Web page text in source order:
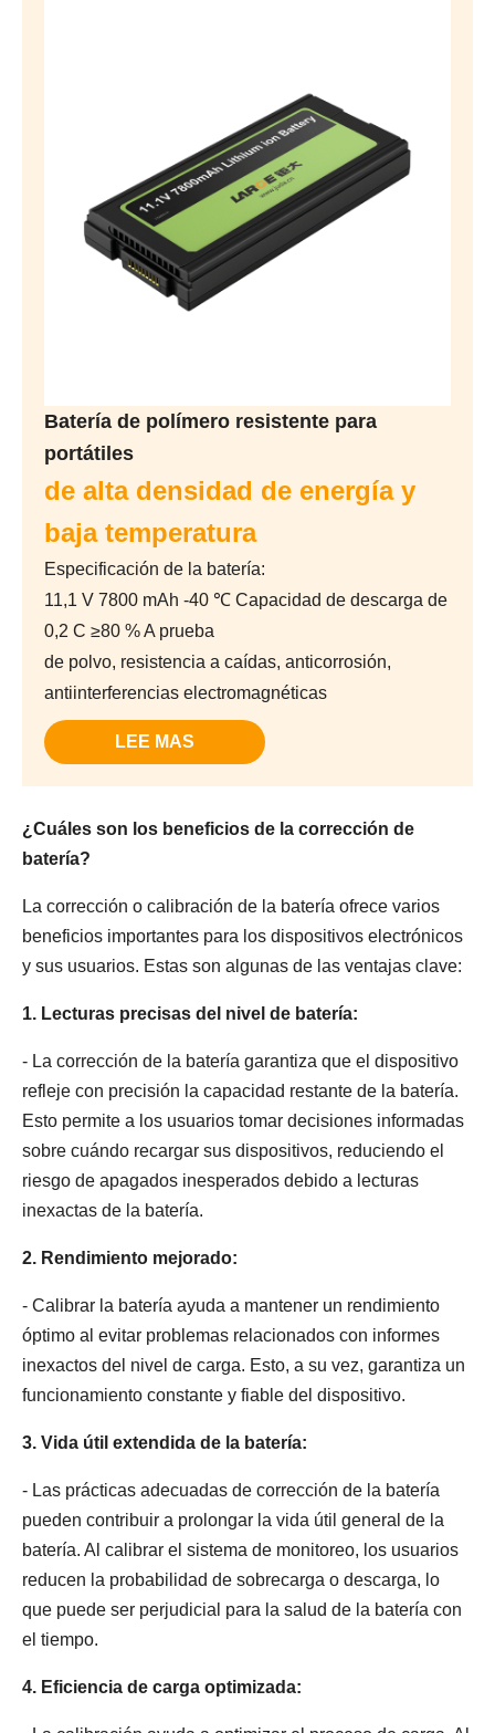
Batería de polímero resistente para
portátiles
de alta densidad de energía y
baja temperatura
Especificación de la batería:
11,1 V 7800 mAh -40 ℃ Capacidad de descarga de
0,2 C ≥80 % A prueba
de polvo, resistencia a caídas, anticorrosión,
antiinterferencias electromagnéticas
LEE MAS
¿Cuáles son los beneficios de la corrección de
batería?
La corrección o calibración de la batería ofrece varios
beneficios importantes para los dispositivos electrónicos
y sus usuarios. Estas son algunas de las ventajas clave:
1. Lecturas precisas del nivel de batería:
- La corrección de la batería garantiza que el dispositivo
refleje con precisión la capacidad restante de la batería.
Esto permite a los usuarios tomar decisiones informadas
sobre cuándo recargar sus dispositivos, reduciendo el
riesgo de apagados inesperados debido a lecturas
inexactas de la batería.
2. Rendimiento mejorado:
- Calibrar la batería ayuda a mantener un rendimiento
óptimo al evitar problemas relacionados con informes
inexactos del nivel de carga. Esto, a su vez, garantiza un
funcionamiento constante y fiable del dispositivo.
3. Vida útil extendida de la batería:
- Las prácticas adecuadas de corrección de la batería
pueden contribuir a prolongar la vida útil general de la
batería. Al calibrar el sistema de monitoreo, los usuarios
reducen la probabilidad de sobrecarga o descarga, lo
que puede ser perjudicial para la salud de la batería con
el tiempo.
4. Eficiencia de carga optimizada: